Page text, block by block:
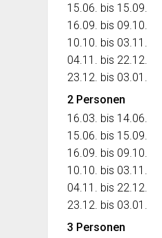
15.06. bis 15.09.
16.09. bis 09.10.
10.10. bis 03.11.
04.11. bis 22.12.
23.12. bis 03.01.
2 Personen
16.03. bis 14.06.
15.06. bis 15.09.
16.09. bis 09.10.
10.10. bis 03.11.
04.11. bis 22.12.
23.12. bis 03.01.
3 Personen